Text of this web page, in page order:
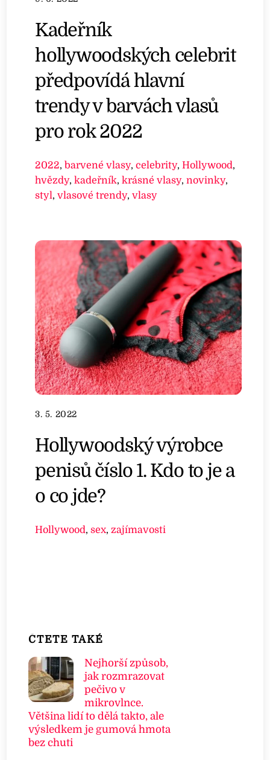
Kadeřník
hollywoodských celebrit
předpovídá hlavní
trendy v barvách vlasů
pro rok 2022
2022,barvené vlasy,celebrity,Hollywood,
hvězdy,kadeřník,krásné vlasy,novinky,
styl,vlasové trendy,vlasy
3. 5. 2022
Hollywoodský výrobce
penisů číslo 1. Kdo to je a
o co jde?
Hollywood,sex,zajímavosti
ČTETE TAKÉ
Nejhorší způsob,
jak rozmrazovat
pečivo v
mikrovlnce.
Většina lidí to dělá takto, ale
výsledkem je gumová hmota
bez chuti